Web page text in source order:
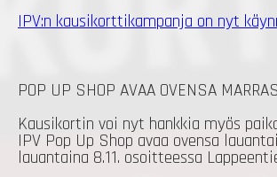
IPV:n kausikorttikampanja on nyt
POP UP SHOP AVAA OVENSA
Kausikortin voi nyt hankkia myös
IPV Pop Up Shop avaa ovensa
lauantaina 8.11. osoitteessa